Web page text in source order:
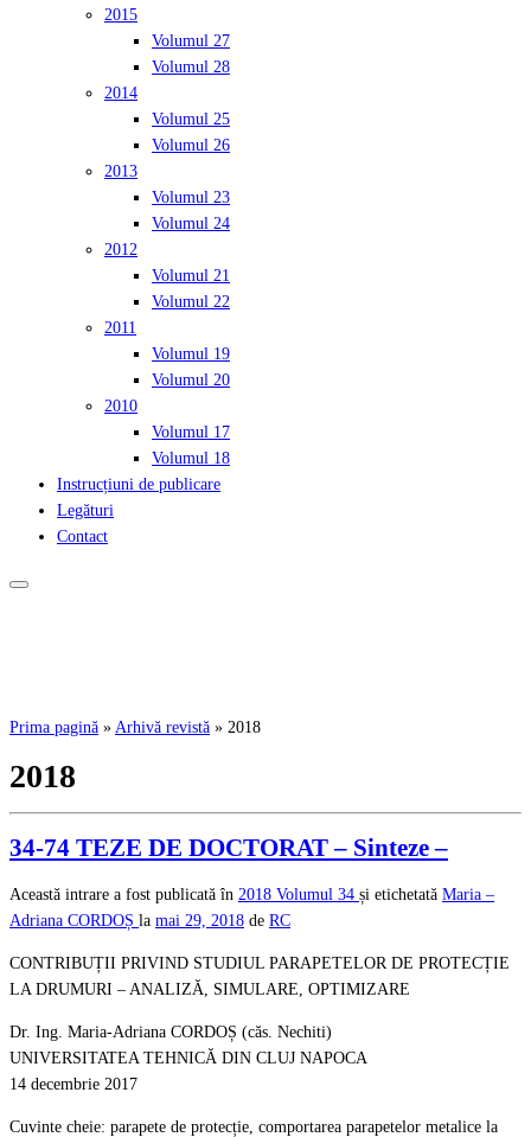
2015
Volumul 27
Volumul 28
2014
Volumul 25
Volumul 26
2013
Volumul 23
Volumul 24
2012
Volumul 21
Volumul 22
2011
Volumul 19
Volumul 20
2010
Volumul 17
Volumul 18
Instrucțiuni de publicare
Legături
Contact
Prima pagină » Arhivă revistă » 2018
2018
34-74 TEZE DE DOCTORAT – Sinteze –
Această intrare a fost publicată în 2018 Volumul 34 și etichetată Maria –
Adriana CORDOȘ la mai 29, 2018 de RC
CONTRIBUȚII PRIVIND STUDIUL PARAPETELOR DE PROTECȚIE
LA DRUMURI – ANALIZĂ, SIMULARE, OPTIMIZARE
Dr. Ing. Maria-Adriana CORDOȘ (căs. Nechiti)
UNIVERSITATEA TEHNICĂ DIN CLUJ NAPOCA
14 decembrie 2017
Cuvinte cheie: parapete de protecție, comportarea parapetelor metalice la